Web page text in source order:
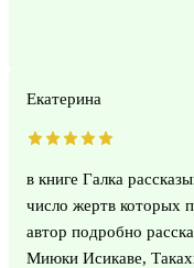
Екатерина
в книге Галка
число жертв которых
автор подробно
Миюки Исикаве,